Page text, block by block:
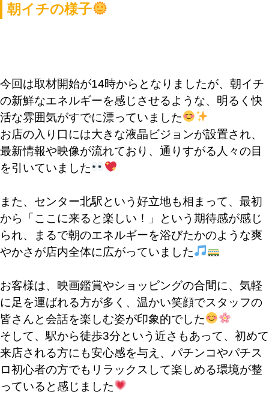
朝イチの様子
今回は取材開始が14時からとなりましたが、朝イチ
の新鮮なエネルギーを感じさせるような、明るく快
活な雰囲気がすでに漂っていました
お店の入り口には大きな液晶ビジョンが設置され、
最新情報や映像が流れており、通りすがる人々の目
を引いていました
また、センター北駅という好立地も相まって、最初
から「ここに来ると楽しい！」という期待感が感じ
られ、まるで朝のエネルギーを浴びたかのような爽
やかさが店内全体に広がっていました
お客様は、映画鑑賞やショッピングの合間に、気軽
に足を運ばれる方が多く、温かい笑顔でスタッフの
皆さんと会話を楽しむ姿が印象的でした
そして、駅から徒歩3分という近さもあって、初めて
来店される方にも安心感を与え、パチンコやパチス
ロ初心者の方でもリラックスして楽しめる環境が整
っていると感じました